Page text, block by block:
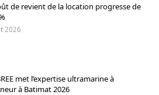
de revient de la location progresse de
2026
met l’expertise ultramarine à
à Batimat 2026